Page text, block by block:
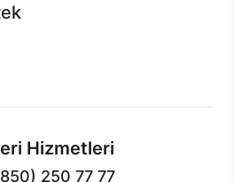
Hizmetleri
250 77 77